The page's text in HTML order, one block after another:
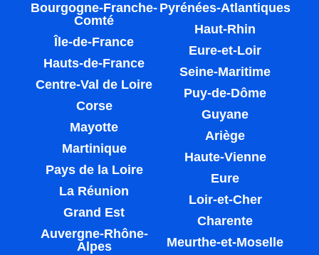
Bourgogne-Franche-
Comté
Île-de-France
Hauts-de-France
Centre-Val de Loire
Corse
Mayotte
Martinique
Pays de la Loire
La Réunion
Grand Est
Auvergne-Rhône-
Alpes
Pyrénées-Atlantiques
Haut-Rhin
Eure-et-Loir
Seine-Maritime
Puy-de-Dôme
Guyane
Ariège
Haute-Vienne
Eure
Loir-et-Cher
Charente
Meurthe-et-Moselle